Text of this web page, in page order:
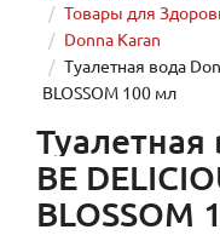
Товары для
Donna Karan
Туалетная вода
BLOSSOM 100 мл
Туалетная
BE
BLOSSOM